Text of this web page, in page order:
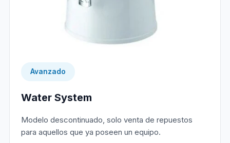
Avanzado
Water System
Modelo descontinuado, solo venta de repuestos
para aquellos que ya poseen un equipo.